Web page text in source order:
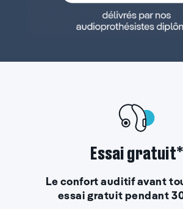
Essai gratuit*
Le confort auditif avant
essai gratuit pendant